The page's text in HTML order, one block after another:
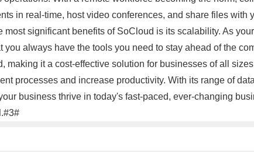
in real-time, host video conferences, and share files with
significant benefits of SoCloud is its scalability. As
always have the tools you need to stay ahead of the
making it a cost-effective solution for businesses of all
processes and increase productivity. With its range of
business thrive in today's fast-paced, ever-changing